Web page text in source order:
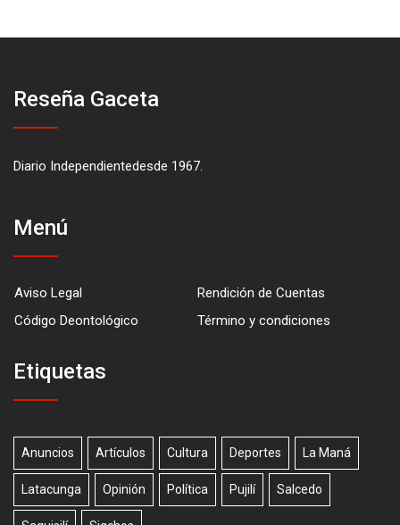
Reseña Gaceta
Diario Independientedesde 1967.
Menú
Aviso Legal
Rendición de Cuentas
Código Deontológico
Término y condiciones
Etiquetas
Anuncios Artículos Cultura Deportes La Maná
Latacunga Opinión Política Pujilí Salcedo